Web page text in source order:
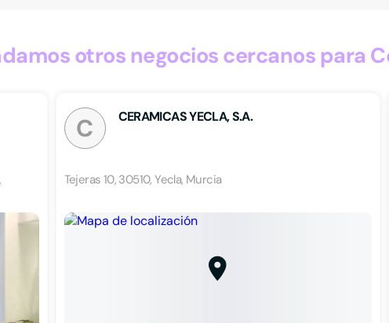
otros negocios cercanos para
C CERAMICAS YECLA, S.A.
Tejeras 10, 30510, Yecla, Murcia